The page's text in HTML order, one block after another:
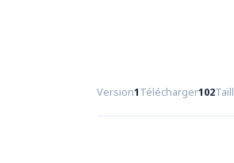
Version1Télécharger102